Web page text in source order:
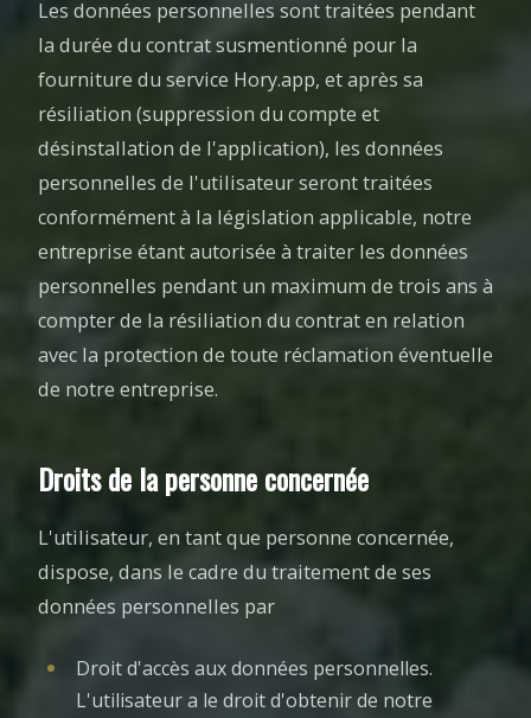
Les données personnelles sont traitées pendant
la durée du contrat susmentionné pour la
fourniture du service Hory.app, et après sa
résiliation (suppression du compte et
désinstallation de l'application), les données
personnelles de l'utilisateur seront traitées
conformément à la législation applicable, notre
entreprise étant autorisée à traiter les données
personnelles pendant un maximum de trois ans à
compter de la résiliation du contrat en relation
avec la protection de toute réclamation éventuelle
de notre entreprise.
Droits de la personne concernée
L'utilisateur, en tant que personne concernée,
dispose, dans le cadre du traitement de ses
données personnelles par
Droit d'accès aux données personnelles.
L'utilisateur a le droit d'obtenir de notre